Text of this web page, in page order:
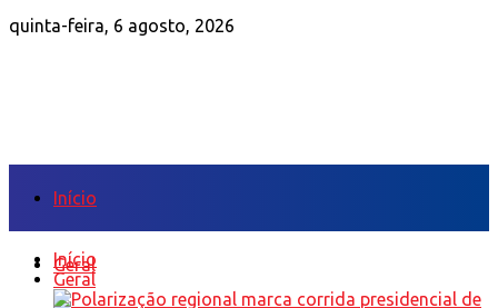
quinta-feira, 6 agosto, 2026
Início
Geral
Início
Geral